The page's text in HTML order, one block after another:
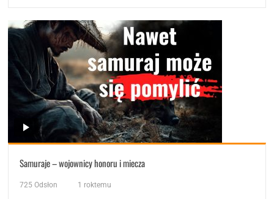
Samuraje – wojownicy honoru i miecza
725 Odsłon 1 roktemu